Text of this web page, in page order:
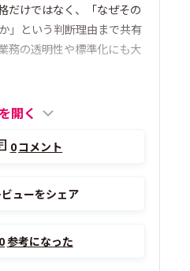
だけではなく、「なぜその
」という判断理由まで共有
務の透明性や標準化にも大
開く
0コメント
ビューをシェア
0参考になった